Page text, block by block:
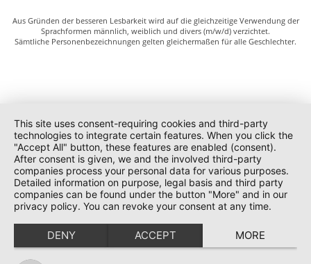
Aus Gründen der besseren Lesbarkeit wird auf die gleichzeitige Verwendung der
Sprachformen männlich, weiblich und divers (m/w/d) verzichtet.
Sämtliche Personenbezeichnungen gelten gleichermaßen für alle Geschlechter.
This site uses consent-requiring cookies and third-party
technologies to integrate certain features. When you click the
"Accept All" button, these features are enabled (consent).
After consent is given, we and the involved third-party
companies process your personal data for various purposes.
Detailed information on purpose, legal basis and third party
companies can be found under the button "More" and in our
privacy policy. You can revoke your consent at any time.
DENY ACCEPT MORE